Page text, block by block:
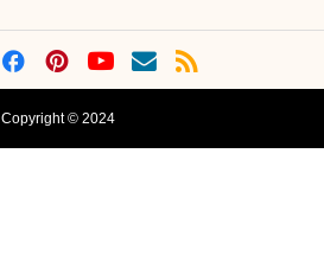
Copyright © 2024